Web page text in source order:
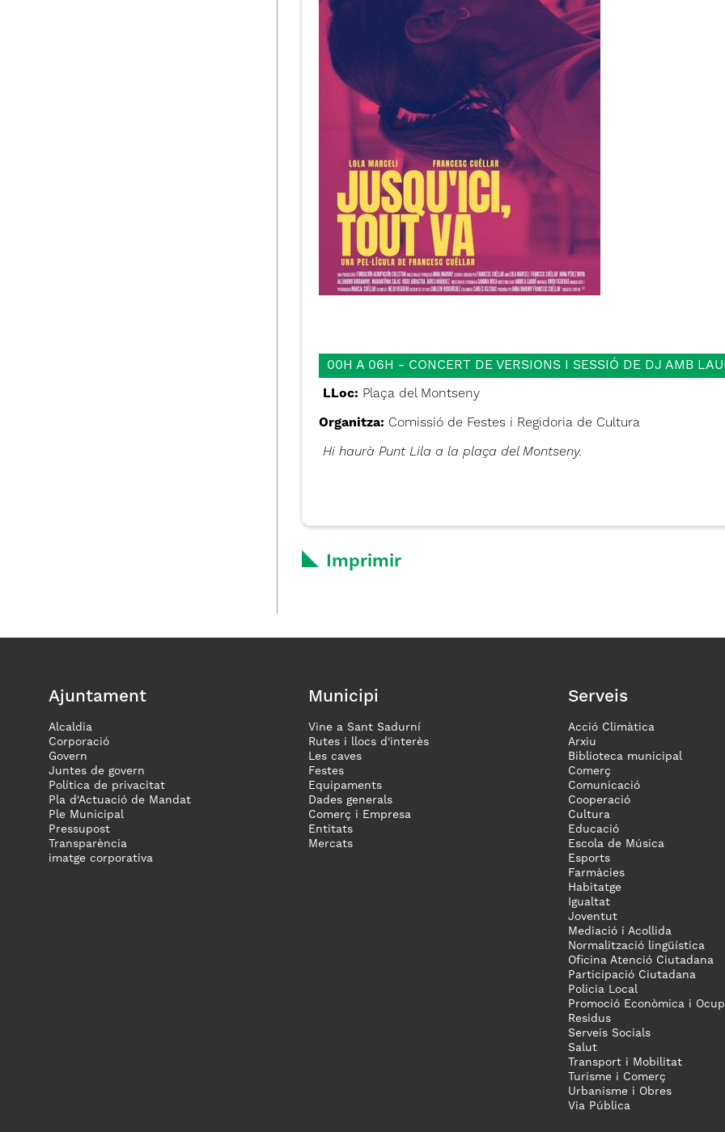
00H A 06H - CONCERT DE VERSIONS I SESSIÓ DE DJ AMB
LLoc: Plaça del Montseny
Organitza: Comissió de Festes i Regidoria de Cultura
Hi haurà Punt Lila a la plaça del Montseny.
Imprimir
Ajuntament
Alcaldia
Corporació
Govern
Juntes de govern
Política de privacitat
Pla d'Actuació de Mandat
Ple Municipal
Pressupost
Transparència
imatge corporativa
Municipi
Vine a Sant Sadurní
Rutes i llocs d'interès
Les caves
Festes
Equipaments
Dades generals
Comerç i Empresa
Entitats
Mercats
Serveis
Acció Climàtica
Arxiu
Biblioteca municipal
Comerç
Comunicació
Cooperació
Cultura
Educació
Escola de Música
Esports
Farmàcies
Habitatge
Igualtat
Joventut
Mediació i Acollida
Normalització lingüística
Oficina Atenció Ciutadana
Participació Ciutadana
Policia Local
Promoció Econòmica i
Residus
Serveis Socials
Salut
Transport i Mobilitat
Turisme i Comerç
Urbanisme i Obres
Via Pública